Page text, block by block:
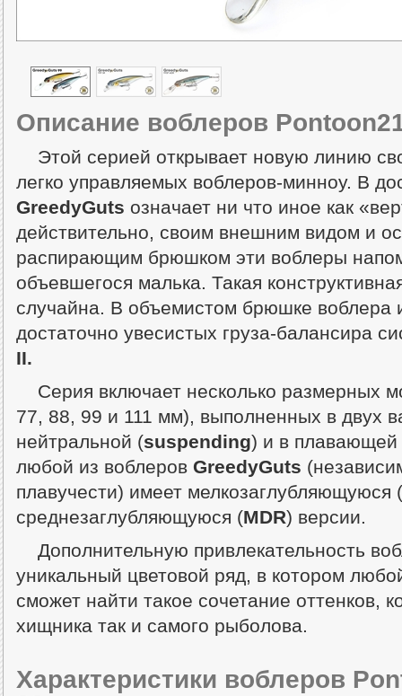
Описание воблеров
Этой серией открывает новую линию
легко управляемых воблеров-минноу. В
GreedyGuts означает ни что иное как
действительно, своим внешним видом и
распирающим брюшком эти воблеры
объевшегося малька. Такая
случайна. В объемистом брюшке воблера
достаточно увесистых груза-балансира
II.
Серия включает несколько размерных
77, 88, 99 и 111 мм), выполненных в двух
нейтральной (suspending) и в плавающей
любой из воблеров GreedyGuts
плавучести) имеет мелкозаглубляющуюся (
среднезаглубляющуюся (MDR) версии.
Дополнительную привлекательность
уникальный цветовой ряд, в котором
сможет найти такое сочетание оттенков,
хищника так и самого рыболова.
Характеристики воблеров